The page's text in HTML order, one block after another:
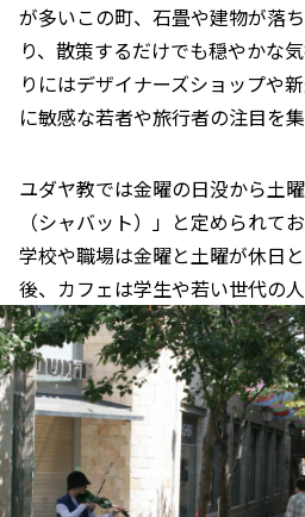
が多いこの町、石畳や建物が落
り、散策するだけでも穏やかな
りにはデザイナーズショップや
に敏感な若者や旅行者の注目を
ユダヤ教では金曜の日没から土
（シャバット）」と定められて
学校や職場は金曜と土曜が休日
後、カフェは学生や若い世代の